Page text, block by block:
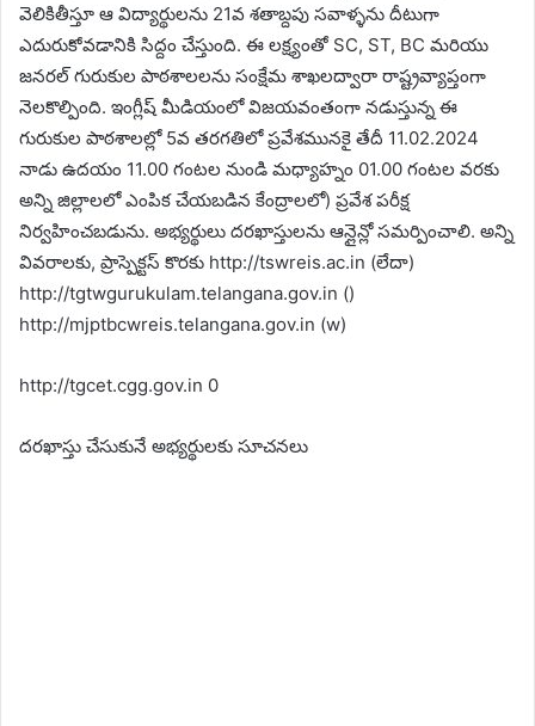
వెలికితీస్తూ ఆ విద్యార్థులను 21వ శతాబ్దపు సవాళ్ళను దీటుగా
ఎదురుకోవడానికి సిద్దం చేస్తుంది. ఈ లక్ష్యంతో SC, ST, BC మరియు
జనరల్ గురుకుల పాఠశాలలను సంక్షేమ శాఖలద్వారా రాష్ట్రవ్యాప్తంగా
నెలకొల్పింది. ఇంగ్లీష్ మీడియంలో విజయవంతంగా నడుస్తున్న ఈ
గురుకుల పాఠశాలల్లో 5వ తరగతిలో ప్రవేశమునకై తేదీ 11.02.2024
నాడు ఉదయం 11.00 గంటల నుండి మధ్యాహ్నం 01.00 గంటల వరకు
అన్ని జిల్లాలలో ఎంపిక చేయబడిన కేంద్రాలలో) ప్రవేశ పరీక్ష
నిర్వహించబడును. అభ్యర్థులు దరఖాస్తులను ఆన్లైన్లో సమర్పించాలి. అన్ని
వివరాలకు, ప్రాస్పెక్టస్ కొరకు http://tswreis.ac.in (లేదా)
http://tgtwgurukulam.telangana.gov.in ()
http://mjptbcwreis.telangana.gov.in (w)
http://tgcet.cgg.gov.in 0
దరఖాస్తు చేసుకునే అభ్యర్థులకు సూచనలు